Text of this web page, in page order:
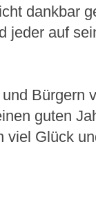
dankbar
jeder auf
Bürgern
guten
viel Glück